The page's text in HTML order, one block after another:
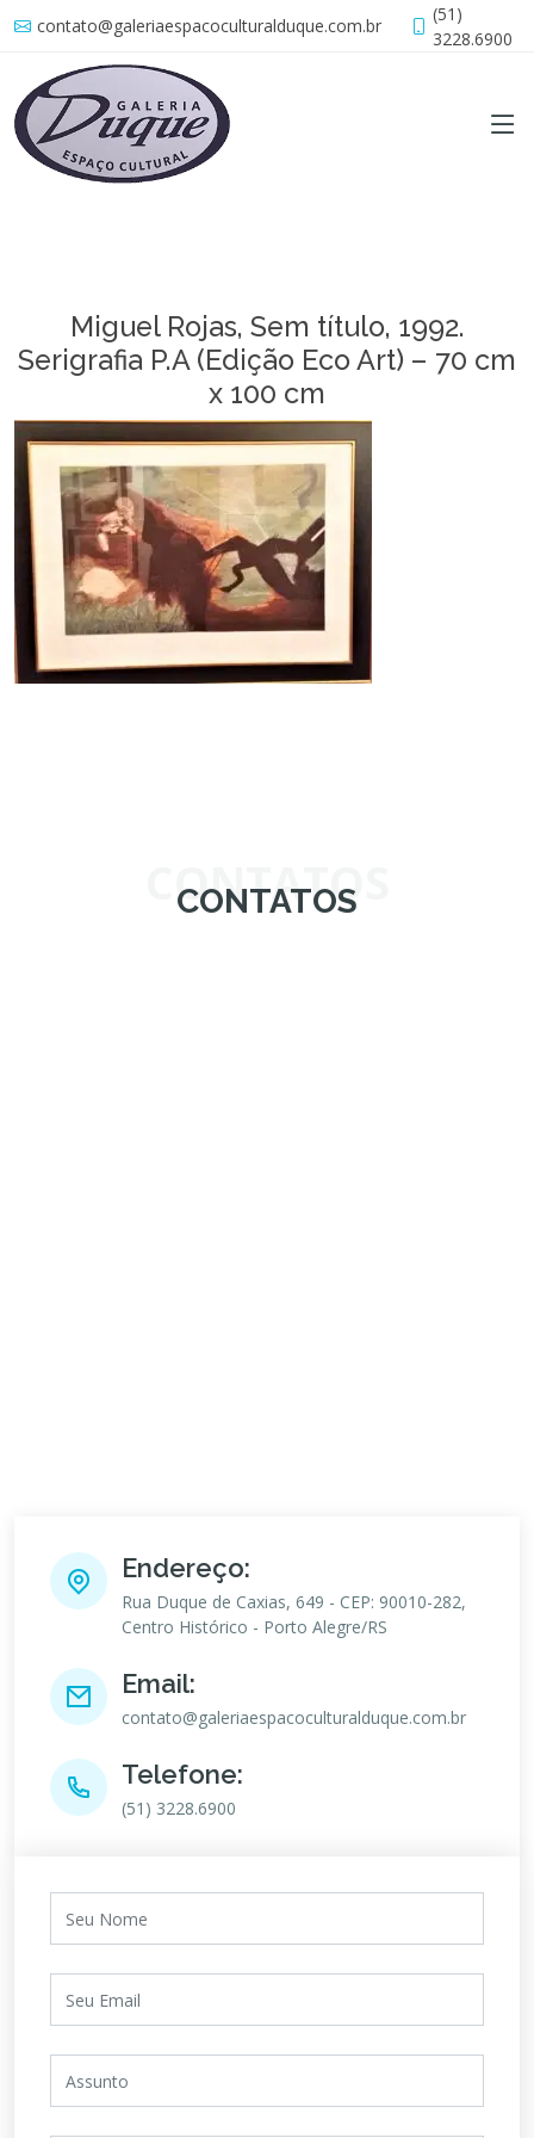
contato@galeriaespacoculturalduque.com.br
(51)
3228.6900
Miguel Rojas, Sem título, 1992.
Serigrafia P.A (Edição Eco Art) – 70 cm
x 100 cm
CONTATOS
CONTATOS
Endereço:
Rua Duque de Caxias, 649 - CEP: 90010-282,
Centro Histórico - Porto Alegre/RS
Email:
contato@galeriaespacoculturalduque.com.br
Telefone:
(51) 3228.6900